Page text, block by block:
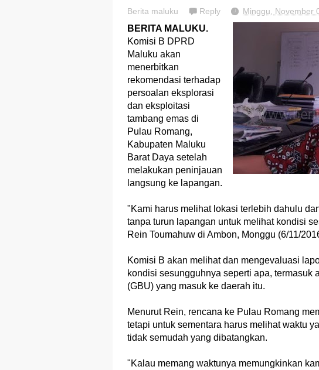
Berita maluku Reply Minggu, November
BERITA MALUKU.
Komisi B DPRD
Maluku akan
menerbitkan
rekomendasi terhadap
persoalan eksplorasi
dan eksploitasi
tambang emas di
Pulau Romang,
Kabupaten Maluku
Barat Daya setelah
melakukan peninjauan
langsung ke lapangan.
"Kami harus melihat lokasi terlebih dahulu
tanpa turun lapangan untuk melihat kondisi
Rein Toumahuw di Ambon, Monggu (6/11/
Komisi B akan melihat dan mengevaluasi
kondisi sesungguhnya seperti apa, termasuk
(GBU) yang masuk ke daerah itu.
Menurut Rein, rencana ke Pulau Romang
tetapi untuk sementara harus melihat waktu
tidak semudah yang dibatangkan.
"Kalau memang waktunya memungkinkan